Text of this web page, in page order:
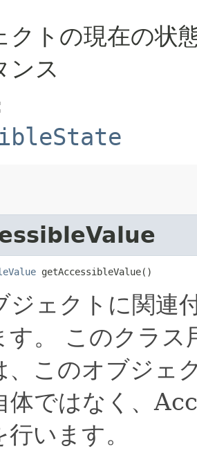
クトの現在の
ンス
getAccessibleValue()
ジェクトに関
。
このクラ
、このオブジェ
体ではなく、
います。